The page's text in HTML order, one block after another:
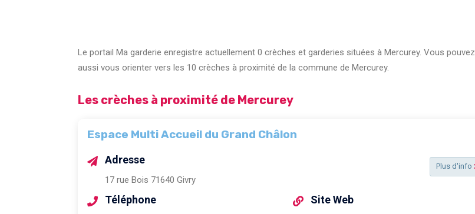
Le portail Ma garderie enregistre actuellement 0 crèches et garderies situées à Mercurey. Vous pouvez
aussi vous orienter vers les 10 crèches à proximité de la commune de Mercurey.
Les crèches à proximité de Mercurey
Espace Multi Accueil du Grand Châlon
Plus d'info
Adresse
17 rue Bois 71640 Givry
Téléphone Site Web